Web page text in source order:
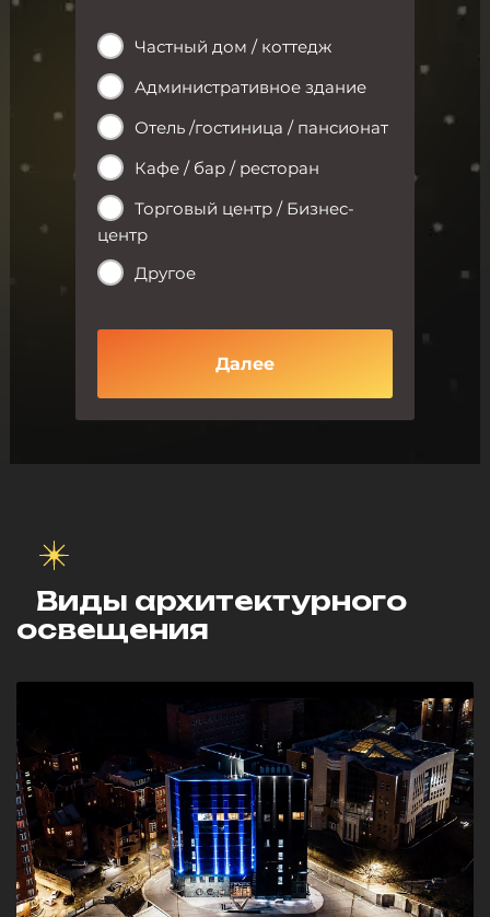
Частный дом / коттедж
Административное здание
Отель /гостиница / пансионат
Кафе / бар / ресторан
Торговый центр / Бизнес-
центр
Другое
Далее
Виды архитектурного
освещения